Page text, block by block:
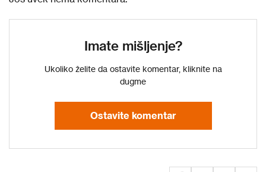
Imate mišljenje?
Ukoliko želite da ostavite komentar, kliknite na
dugme
Ostavite komentar